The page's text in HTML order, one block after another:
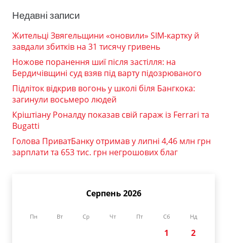
Недавні записи
Жительці Звягельщини «оновили» SIM-картку й
завдали збитків на 31 тисячу гривень
Ножове поранення шиї після застілля: на
Бердичівщині суд взяв під варту підозрюваного
Підліток відкрив вогонь у школі біля Бангкока:
загинули восьмеро людей
Кріштіану Роналду показав свій гараж із Ferrari та
Bugatti
Голова ПриватБанку отримав у липні 4,46 млн грн
зарплати та 653 тис. грн негрошових благ
Серпень 2026
Пн Вт Ср Чт Пт Сб Нд
1
2